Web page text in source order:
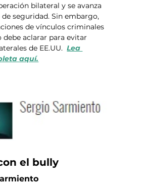
bilateral y se avanza
seguridad. Sin embargo,
de vínculos criminales
debe aclarar para evitar
de EE.UU. Lea
aquí.
el bully